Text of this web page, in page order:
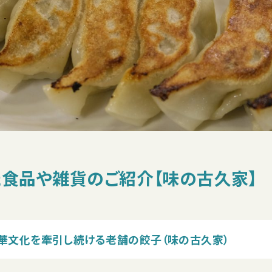
品や雑貨のご紹介【味の古久家】
化を牽引し続ける老舗の餃子（味の古久家）